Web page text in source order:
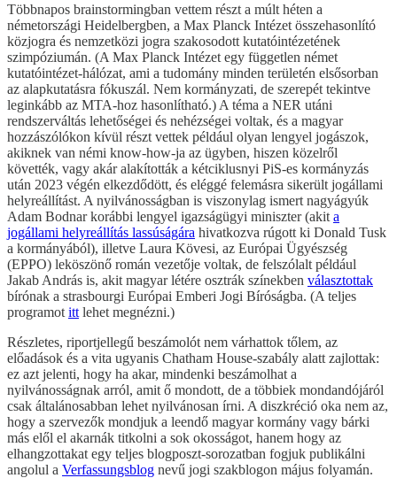
Többnapos brainstormingban vettem részt a múlt héten a
németországi Heidelbergben, a Max Planck Intézet összehasonlító
közjogra és nemzetközi jogra szakosodott kutatóintézetének
szimpóziumán. (A Max Planck Intézet egy független német
kutatóintézet-hálózat, ami a tudomány minden területén elsősorban
az alapkutatásra fókuszál. Nem kormányzati, de szerepét tekintve
leginkább az MTA-hoz hasonlítható.) A téma a NER utáni
rendszerváltás lehetőségei és nehézségei voltak, és a magyar
hozzászólókon kívül részt vettek például olyan lengyel jogászok,
akiknek van némi know-how-ja az ügyben, hiszen közelről
követték, vagy akár alakították a kétciklusnyi PiS-es kormányzás
után 2023 végén elkezdődött, és eléggé felemásra sikerült jogállami
helyreállítást. A nyilvánosságban is viszonylag ismert nagyágyúk
Adam Bodnar korábbi lengyel igazságügyi miniszter (akit a
jogállami helyreállítás lassúságára hivatkozva rúgott ki Donald Tusk
a kormányából), illetve Laura Kövesi, az Európai Ügyészség
(EPPO) leköszönő román vezetője voltak, de felszólalt például
Jakab András is, akit magyar létére osztrák színekben választottak
bírónak a strasbourgi Európai Emberi Jogi Bíróságba. (A teljes
programot itt lehet megnézni.)
Részletes, riportjellegű beszámolót nem várhattok tőlem, az
előadások és a vita ugyanis Chatham House-szabály alatt zajlottak:
ez azt jelenti, hogy ha akar, mindenki beszámolhat a
nyilvánosságnak arról, amit ő mondott, de a többiek mondandójáról
csak általánosabban lehet nyilvánosan írni. A diszkréció oka nem az,
hogy a szervezők mondjuk a leendő magyar kormány vagy bárki
más elől el akarnák titkolni a sok okosságot, hanem hogy az
elhangzottakat egy teljes blogposzt-sorozatban fogjuk publikálni
angolul a Verfassungsblog nevű jogi szakblogon május folyamán.